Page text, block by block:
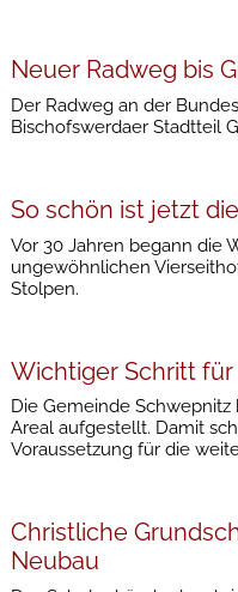
Neuer Radweg bis
Der Radweg an der
Bischofswerdaer Stadtteil
So schön ist jetzt
Vor 30 Jahren begann die
ungewöhnlichen
Stolpen.
Wichtiger Schritt
Die Gemeinde
Areal aufgestellt. Damit
Voraussetzung für die
Christliche
Neubau